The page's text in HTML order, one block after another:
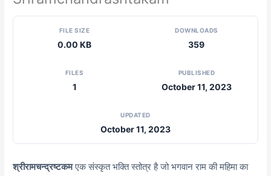
FILE SIZE
0.00 KB
DOWNLOADS
359
FILES
1
PUBLISHED
October 11, 2023
UPDATED
October 11, 2023
श्रीरामचन्द्रष्टकमएक संस्कृत भक्ति स्तोत्र है जो भगवान राम की महिमा का